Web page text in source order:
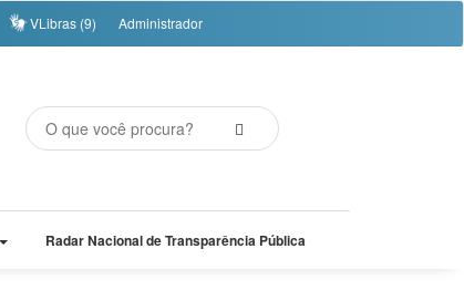
VLibras (9) Administrador
Radar Nacional de Transparência Pública